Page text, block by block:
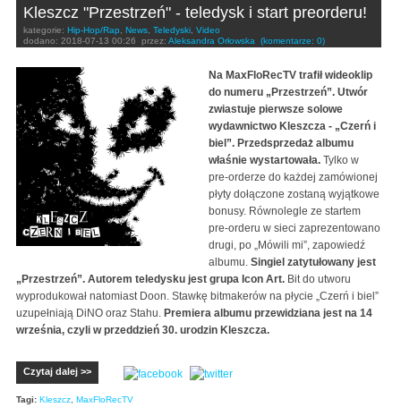
Kleszcz "Przestrzeń" - teledysk i start preorderu!
kategorie: Hip-Hop/Rap News Teledyski Video
dodano: 2018-07-13 00:26 przez: Aleksandra Orłowska (komentarze: 0)
Na MaxFloRecTV trafił wideoklip
do numeru „Przestrzeń”. Utwór
zwiastuje pierwsze solowe
wydawnictwo Kleszcza - „Czerń i
biel”. Przedsprzedaż albumu
właśnie wystartowała. Tylko w
pre-orderze do każdej zamówionej
płyty dołączone zostaną wyjątkowe
bonusy. Równolegle ze startem
pre-orderu w sieci zaprezentowano
drugi, po „Mówili mi”, zapowiedź
albumu. Singiel zatytułowany jest
„Przestrzeń”. Autorem teledysku jest grupa Icon Art. Bit do utworu
wyprodukował natomiast Doon. Stawkę bitmakerów na płycie „Czerń i biel”
uzupełniają DiNO oraz Stahu. Premiera albumu przewidziana jest na 14
września, czyli w przeddzień 30. urodzin Kleszcza.
Czytaj dalej >>
Tagi: Kleszcz MaxFloRecTV